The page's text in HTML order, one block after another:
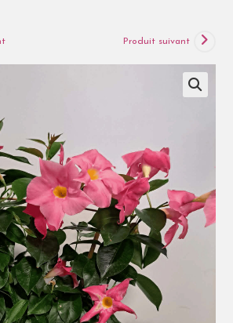
Produit suivant